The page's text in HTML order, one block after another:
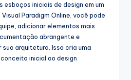
esboços iniciais de design em um
Paradigm Online, você pode
adicionar elementos mais
abrangente e
arquitetura. Isso cria uma
inicial ao design